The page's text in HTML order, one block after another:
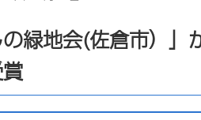
緑地会(佐倉市）」